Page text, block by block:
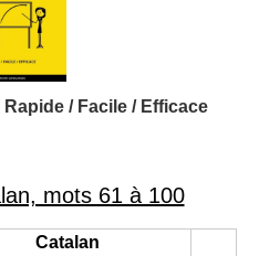
/ Facile / Efficace
mots 61 à 100
Catalan